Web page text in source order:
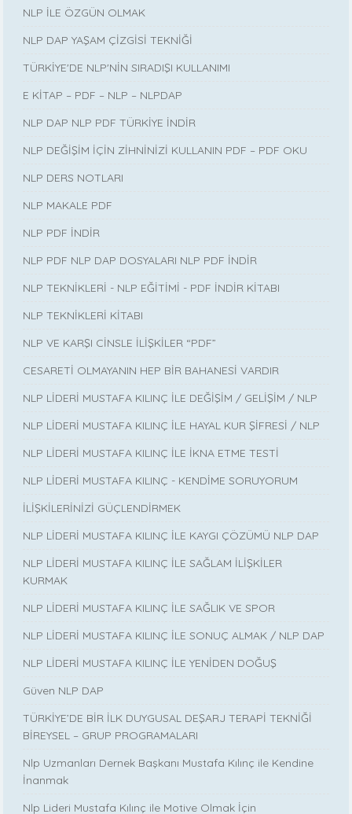
NLP İLE ÖZGÜN OLMAK
NLP DAP YAŞAM ÇİZGİSİ TEKNİĞİ
TÜRKİYE'DE NLP'NİN SIRADIŞI KULLANIMI
E KİTAP – PDF – NLP – NLPDAP
NLP DAP NLP PDF TÜRKİYE İNDİR
NLP DEĞİŞİM İÇİN ZİHNİNİZİ KULLANIN PDF – PDF OKU
NLP DERS NOTLARI
NLP MAKALE PDF
NLP PDF İNDİR
NLP PDF NLP DAP DOSYALARI NLP PDF İNDİR
NLP TEKNİKLERİ - NLP EĞİTİMİ - PDF İNDİR KİTABI
NLP TEKNİKLERİ KİTABI
NLP VE KARŞI CİNSLE İLİŞKİLER “PDF”
CESARETİ OLMAYANIN HEP BİR BAHANESİ VARDIR
NLP LİDERİ MUSTAFA KILINÇ İLE DEĞİŞİM / GELİŞİM / NLP
NLP LİDERİ MUSTAFA KILINÇ İLE HAYAL KUR ŞİFRESİ / NLP
NLP LİDERİ MUSTAFA KILINÇ İLE İKNA ETME TESTİ
NLP LİDERİ MUSTAFA KILINÇ - KENDİME SORUYORUM
İLİŞKİLERİNİZİ GÜÇLENDİRMEK
NLP LİDERİ MUSTAFA KILINÇ İLE KAYGI ÇÖZÜMÜ NLP DAP
NLP LİDERİ MUSTAFA KILINÇ İLE SAĞLAM İLİŞKİLER
KURMAK
NLP LİDERİ MUSTAFA KILINÇ İLE SAĞLIK VE SPOR
NLP LİDERİ MUSTAFA KILINÇ İLE SONUÇ ALMAK / NLP DAP
NLP LİDERİ MUSTAFA KILINÇ İLE YENİDEN DOĞUŞ
Güven NLP DAP
TÜRKİYE’DE BİR İLK DUYGUSAL DEŞARJ TERAPİ TEKNİĞİ
BİREYSEL – GRUP PROGRAMALARI
Nlp Uzmanları Dernek Başkanı Mustafa Kılınç ile Kendine
İnanmak
Nlp Lideri Mustafa Kılınç ile Motive Olmak İçin